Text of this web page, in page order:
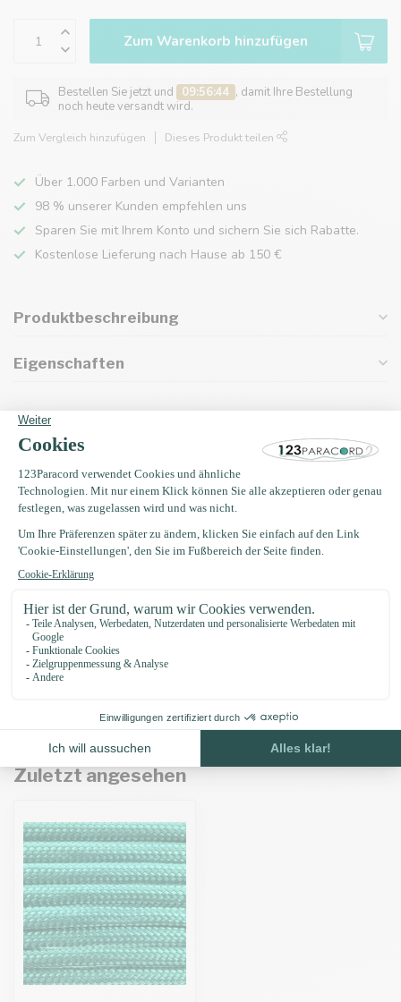
Zum Warenkorb hinzufügen
Bestellen Sie jetzt und 09:56:44 , damit Ihre Bestellung
noch heute versandt wird.
Zum Vergleich hinzufügen Dieses Produkt teilen
Über 1.000 Farben und Varianten
98 % unserer Kunden empfehlen uns
Sparen Sie mit Ihrem Konto und sichern Sie sich Rabatte.
Kostenlose Lieferung nach Hause ab 150 €
Produktbeschreibung
Eigenschaften
Oft zusammen gekauft mit
Paracord nadel 7,7CM
Auf Lager
Buckle 20MM Kunststoff
EM Keramik 50 gramm (35
Stücke)
Zuletzt angesehen